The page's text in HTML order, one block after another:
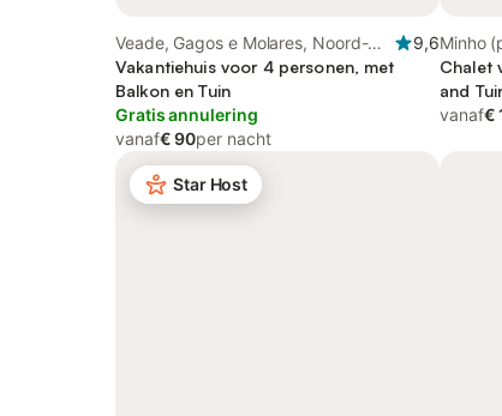
Veade, Gagos e Molares, Noord-
Portugal
9,6
Vakantiehuis voor 4 personen, met
Balkon en Tuin
Gratis annulering
vanaf€ 90per nacht
Minho
Chalet
and
vanaf€
Star Host